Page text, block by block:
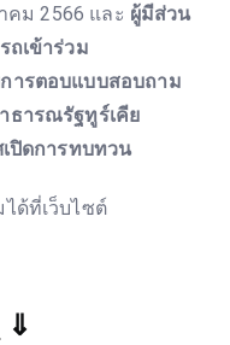
คม 2566 และ ผู้มีส่วน
ถเข้าร่วม
ารตอบแบบสอบถาม
ธารณรัฐทูร์เคีย
ปิดการทบทวน
ด้ที่เว็บไซต์
⇓